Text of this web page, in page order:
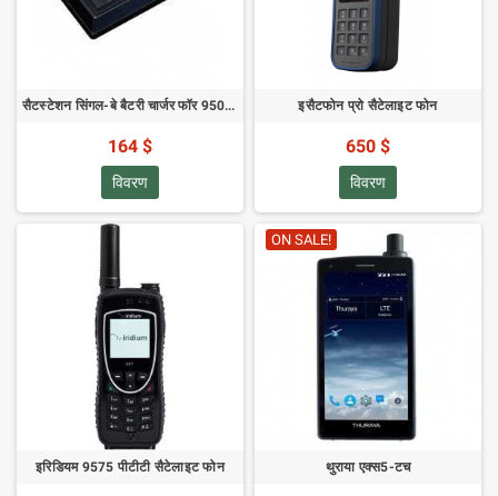
सैटस्टेशन सिंगल-बे बैटरी चार्जर फॉर 9500/9505/9505ए - यूएस पावर सप्लाई
164 $
विवरण
इसैटफोन प्रो सैटेलाइट फोन
650 $
विवरण
इरिडियम 9575 पीटीटी सैटेलाइट फोन
ON SALE!
थुराया एक्स5-टच